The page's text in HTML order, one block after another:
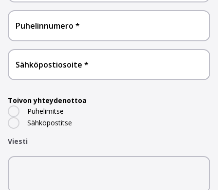
Puhelinnumero
Sähköpostiosoite
Toivon yhteydenottoa
Puhelimitse
Sähköpostitse
Viesti